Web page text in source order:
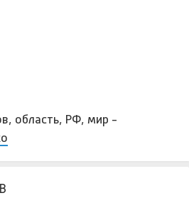
область, РФ, мир -